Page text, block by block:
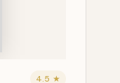
4.5 ★